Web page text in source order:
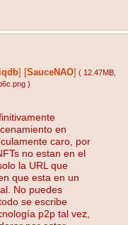
iqdb SauceNAO ( 12.47MB
)
en
caro, por
no estan en el
la URL que
que esta en un
No puedes
se escribe
p2p tal vez,